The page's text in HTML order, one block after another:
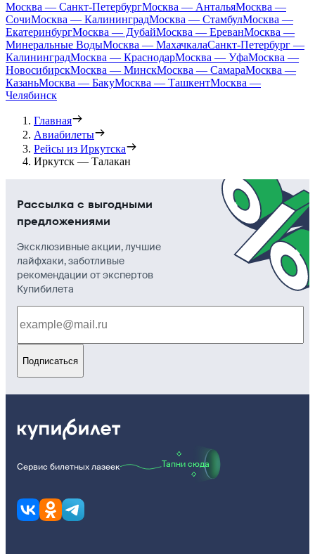
Москва — Санкт-ПетербургМосква — АнтальяМосква —
СочиМосква — КалининградМосква — СтамбулМосква —
ЕкатеринбургМосква — ДубайМосква — ЕреванМосква —
Минеральные ВодыМосква — МахачкалаСанкт-Петербург —
КалининградМосква — КраснодарМосква — УфаМосква —
НовосибирскМосква — МинскМосква — СамараМосква —
КазаньМосква — БакуМосква — ТашкентМосква —
Челябинск
Главная
Авиабилеты
Рейсы из Иркутска
Иркутск — Талакан
Рассылка с выгодными
предложениями
Эксклюзивные акции, лучшие
лайфхаки, заботливые
рекомендации от экспертов
Купибилета
Подписаться
Сервис билетных лазеек Тапни сюда